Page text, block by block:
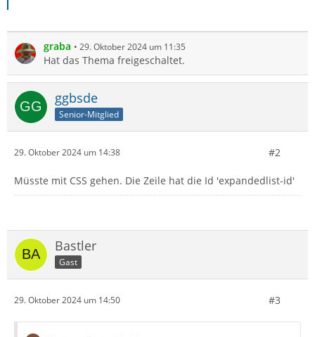
graba 29. Oktober 2024 um 11:35
Hat das Thema freigeschaltet.
ggbsde
Senior-Mitglied
29. Oktober 2024 um 14:38 #2
Müsste mit CSS gehen. Die Zeile hat die Id 'expandedlist-id'
Bastler
Gast
29. Oktober 2024 um 14:50 #3